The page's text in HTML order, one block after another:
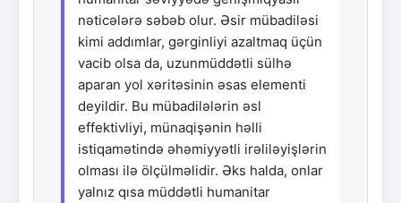
nəticələrə səbəb olur. Əsir mübadiləsi
kimi addımlar, gərginliyi azaltmaq üçün
vacib olsa da, uzunmüddətli sülhə
aparan yol xəritəsinin əsas elementi
deyildir. Bu mübadilələrin əsl
effektivliyi, münaqişənin həlli
istiqamətində əhəmiyyətli irəliləyişlərin
olması ilə ölçülməlidir. Əks halda, onlar
yalnız qısa müddətli humanitar